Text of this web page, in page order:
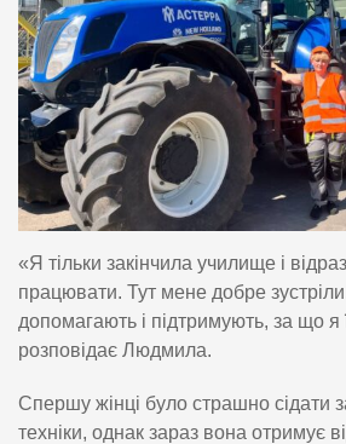
«Я тільки закінчила училище і
працювати. Тут мене добре
допомагають і підтримують, за що
розповідає Людмила.
Спершу жінці було страшно сідати
техніки, однак зараз вона отримує